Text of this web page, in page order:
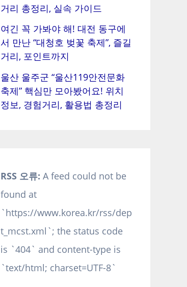
거리 총정리, 실속 가이드
여긴 꼭 가봐야 해! 대전 동구에
서 만난 “대청호 벚꽃 축제”, 즐길
거리, 포인트까지
울산 울주군 “울산119안전문화
축제” 핵심만 모아봤어요! 위치
정보, 경험거리, 활용법 총정리
RSS 오류: A feed could not be
found at
`https://www.korea.kr/rss/dep
t_mcst.xml`; the status code
is `404` and content-type is
`text/html; charset=UTF-8`